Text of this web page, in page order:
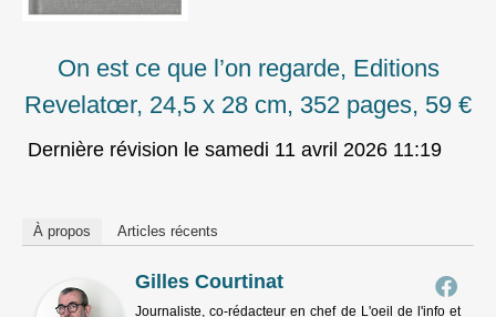
On est ce que l’on regarde, Editions
Revelatœr, 24,5 x 28 cm, 352 pages, 59 €
Dernière révision le samedi 11 avril 2026 11:19
À propos Articles récents
Gilles Courtinat
Journaliste, co-rédacteur en chef de L'oeil de l'info et